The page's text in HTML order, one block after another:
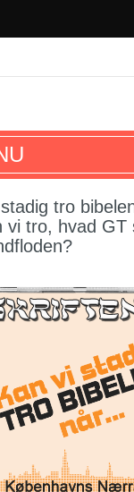
tro
vi tro, hvad GT